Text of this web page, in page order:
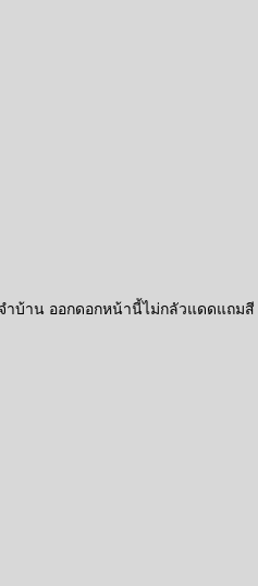
บ้าน ออกดอกหน้านี้ไม่กลัวแดดแถมสี